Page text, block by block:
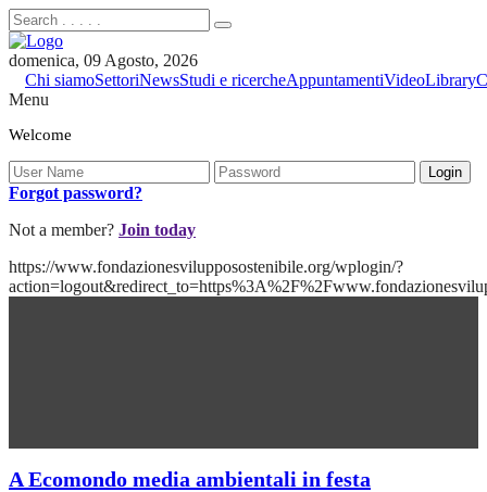
domenica, 09 Agosto, 2026
Chi siamoSettoriNewsStudi e ricercheAppuntamentiVideoLibrary
Menu
Welcome
Forgot password?
Not a member? Join today
https://www.fondazionesvilupposostenibile.org/wplogin/?
A Ecomondo media ambientali in festa